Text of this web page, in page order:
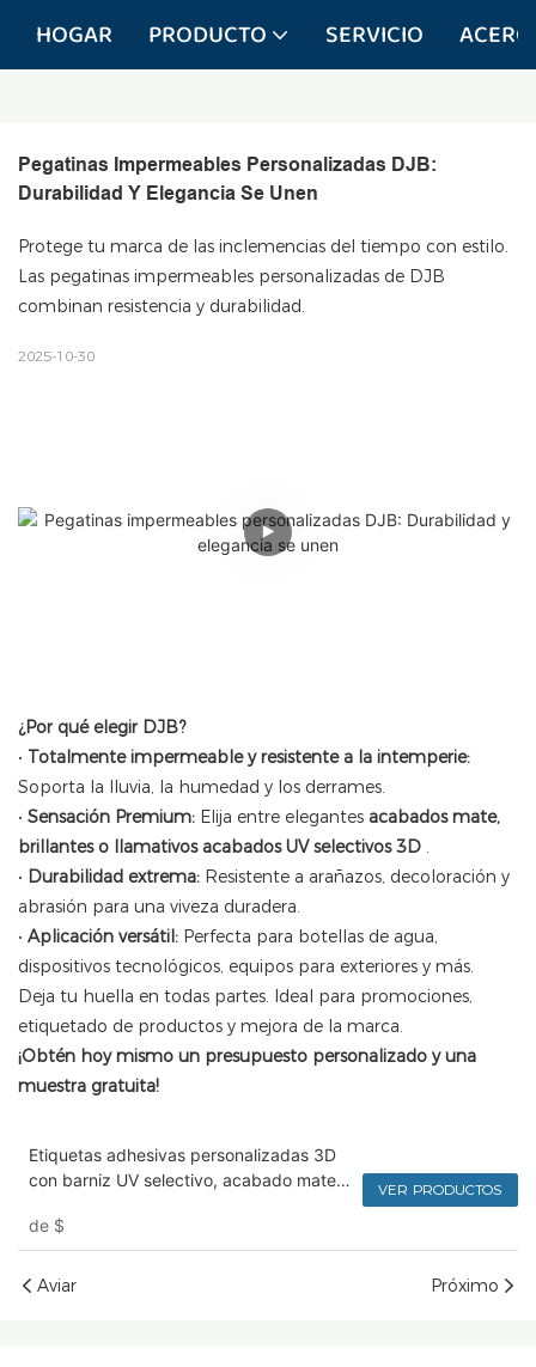
HOGAR PRODUCTO SERVICIO
Pegatinas Impermeables Personalizadas DJB:
Durabilidad Y Elegancia Se Unen
Protege tu marca de las inclemencias del tiempo con estilo.
Las pegatinas impermeables personalizadas de DJB
combinan resistencia y durabilidad.
2025-10-30
¿Por qué elegir DJB?
• Totalmente impermeable y resistente a la intemperie:
Soporta la lluvia, la humedad y los derrames.
• Sensación Premium: Elija entre elegantes acabados mate,
brillantes o llamativos acabados UV selectivos 3D .
• Durabilidad extrema: Resistente a arañazos, decoloración y
abrasión para una viveza duradera.
• Aplicación versátil: Perfecta para botellas de agua,
dispositivos tecnológicos, equipos para exteriores y más.
Deja tu huella en todas partes. Ideal para promociones,
etiquetado de productos y mejora de la marca.
¡Obtén hoy mismo un presupuesto personalizado y una
muestra gratuita!
Etiquetas adhesivas personalizadas 3D
con barniz UV selectivo, acabado mate,
fábrica para botellas y frascos.
de $
VER PRODUCTOS
Aviar Próximo